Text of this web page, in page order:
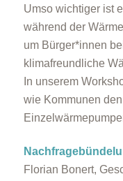
Umso wichtiger ist
während der
um Bürger*innen
klimafreundliche
In unserem
wie Kommunen
Florian Bonert,